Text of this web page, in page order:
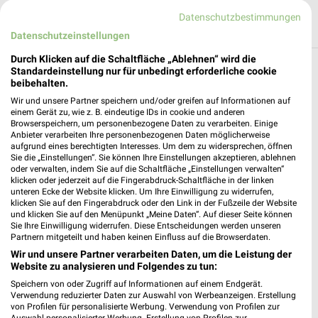
Reisen & Tourismus Angebote und Prospekte
für Fünfstetten
3 Prospekte
Kaufland Netto Marken-Discount
Datenschutzbestimmungen
Datenschutzeinstellungen
Durch Klicken auf die Schaltfläche „Ablehnen“ wird die
Standardeinstellung nur für unbedingt erforderliche cookie
beibehalten.
Wir und unsere Partner speichern und/oder greifen auf Informationen auf
einem Gerät zu, wie z. B. eindeutige IDs in cookie und anderen
Browserspeichern, um personenbezogene Daten zu verarbeiten. Einige
Anbieter verarbeiten Ihre personenbezogenen Daten möglicherweise
aufgrund eines berechtigten Interesses. Um dem zu widersprechen, öffnen
Sie die „Einstellungen“. Sie können Ihre Einstellungen akzeptieren, ablehnen
oder verwalten, indem Sie auf die Schaltfläche „Einstellungen verwalten“
klicken oder jederzeit auf die Fingerabdruck-Schaltfläche in der linken
unteren Ecke der Website klicken. Um Ihre Einwilligung zu widerrufen,
klicken Sie auf den Fingerabdruck oder den Link in der Fußzeile der Website
und klicken Sie auf den Menüpunkt „Meine Daten“. Auf dieser Seite können
Sie Ihre Einwilligung widerrufen. Diese Entscheidungen werden unseren
Partnern mitgeteilt und haben keinen Einfluss auf die Browserdaten.
Wir und unsere Partner verarbeiten Daten, um die Leistung der
Website zu analysieren und Folgendes zu tun:
Speichern von oder Zugriff auf Informationen auf einem Endgerät.
Verwendung reduzierter Daten zur Auswahl von Werbeanzeigen. Erstellung
von Profilen für personalisierte Werbung. Verwendung von Profilen zur